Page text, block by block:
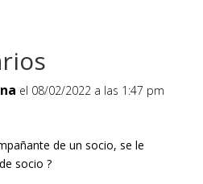
el 08/02/2022 a las 1:47 pm
de un socio, se le
socio ?